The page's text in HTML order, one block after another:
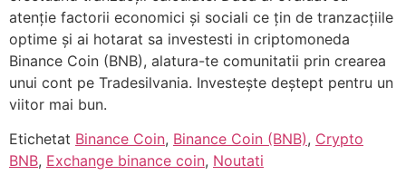
atenție factorii economici și sociali ce țin de tranzacțiile
optime și ai hotarat sa investesti in criptomoneda
Binance Coin (BNB), alatura-te comunitatii prin crearea
unui cont pe Tradesilvania. Investește deștept pentru un
viitor mai bun.
Etichetat Binance Coin, Binance Coin (BNB), Crypto
BNB, Exchange binance coin, Noutati